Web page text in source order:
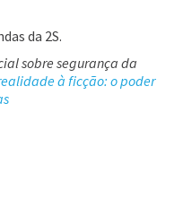
da 2S.
sobre segurança da
à ficção: o poder